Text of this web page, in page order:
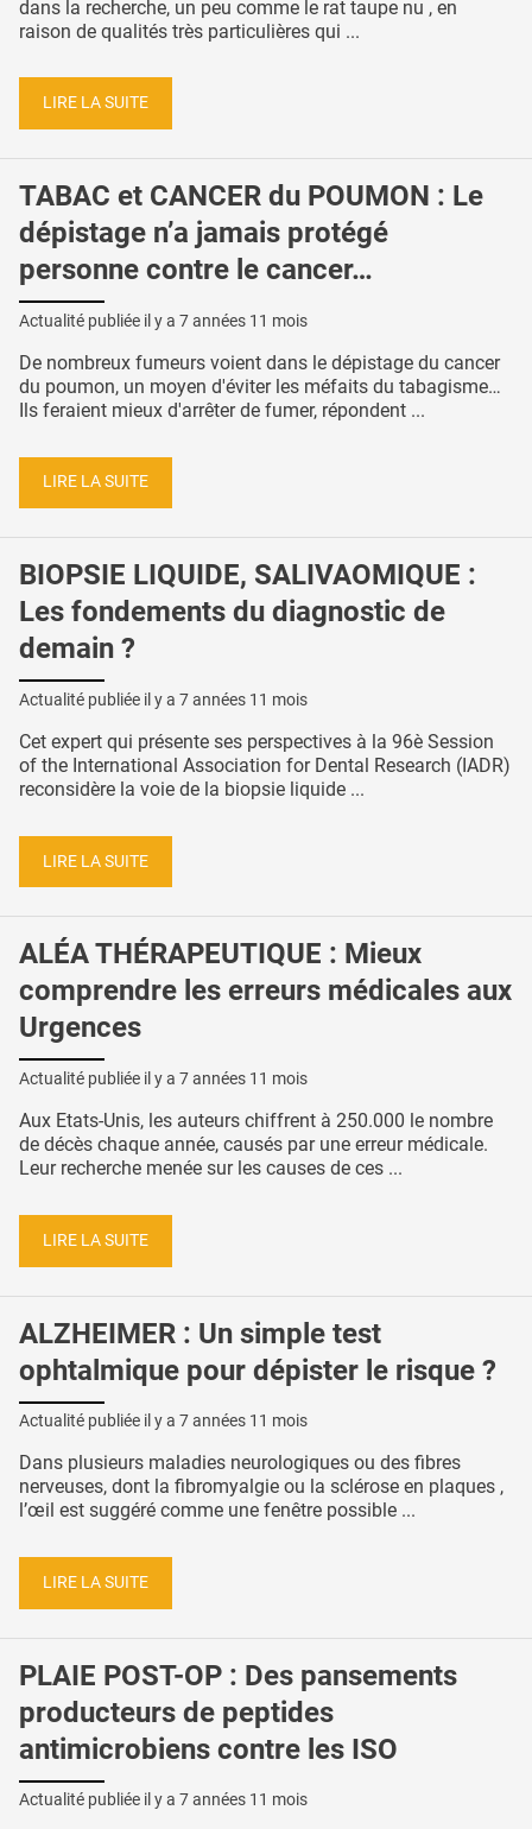
dans la recherche, un peu comme le rat taupe nu , en
raison de qualités très particulières qui ...
LIRE LA SUITE
TABAC et CANCER du POUMON : Le
dépistage n’a jamais protégé
personne contre le cancer…
Actualité publiée il y a 7 années 11 mois
De nombreux fumeurs voient dans le dépistage du cancer
du poumon, un moyen d'éviter les méfaits du tabagisme…
Ils feraient mieux d'arrêter de fumer, répondent ...
LIRE LA SUITE
BIOPSIE LIQUIDE, SALIVAOMIQUE :
Les fondements du diagnostic de
demain ?
Actualité publiée il y a 7 années 11 mois
Cet expert qui présente ses perspectives à la 96è Session
of the International Association for Dental Research (IADR)
reconsidère la voie de la biopsie liquide ...
LIRE LA SUITE
ALÉA THÉRAPEUTIQUE : Mieux
comprendre les erreurs médicales aux
Urgences
Actualité publiée il y a 7 années 11 mois
Aux Etats-Unis, les auteurs chiffrent à 250.000 le nombre
de décès chaque année, causés par une erreur médicale.
Leur recherche menée sur les causes de ces ...
LIRE LA SUITE
ALZHEIMER : Un simple test
ophtalmique pour dépister le risque ?
Actualité publiée il y a 7 années 11 mois
Dans plusieurs maladies neurologiques ou des fibres
nerveuses, dont la fibromyalgie ou la sclérose en plaques ,
l’œil est suggéré comme une fenêtre possible ...
LIRE LA SUITE
PLAIE POST-OP : Des pansements
producteurs de peptides
antimicrobiens contre les ISO
Actualité publiée il y a 7 années 11 mois